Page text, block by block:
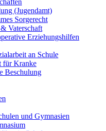
(Jugendamt)
Sorgerecht
Vaterschaft
Erziehungshilfen
an Schule
für Kranke
Beschulung
und Gymnasien